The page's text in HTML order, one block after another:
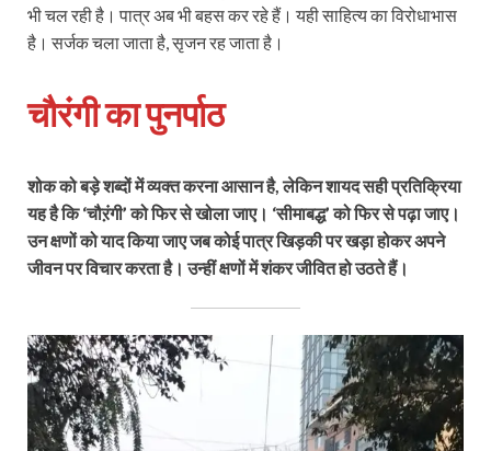
भी चल रही है। पात्र अब भी बहस कर रहे हैं। यही साहित्य का विरोधाभास
है। सर्जक चला जाता है, सृजन रह जाता है।
चौरंगी का पुनर्पाठ
शोक को बड़े शब्दों में व्यक्त करना आसान है, लेकिन शायद सही प्रतिक्रिया
यह है कि ‘चौऱंगी’ को फिर से खोला जाए। ‘सीमाबद्ध’ को फिर से पढ़ा जाए।
उन क्षणों को याद किया जाए जब कोई पात्र खिड़की पर खड़ा होकर अपने
जीवन पर विचार करता है। उन्हीं क्षणों में शंकर जीवित हो उठते हैं।